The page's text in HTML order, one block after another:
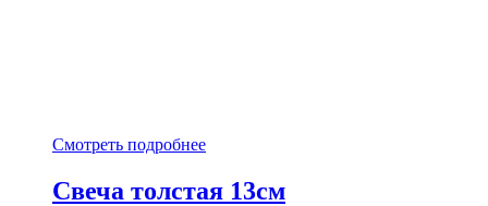
Смотреть подробнее
Свеча толстая 13см